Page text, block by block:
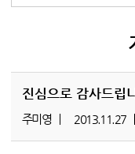
진심으로 감사드립
주미영 2013.11.27